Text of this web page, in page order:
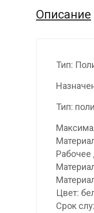
Описание
Тип:
Тип:
Рабочее
Цвет:
Срок